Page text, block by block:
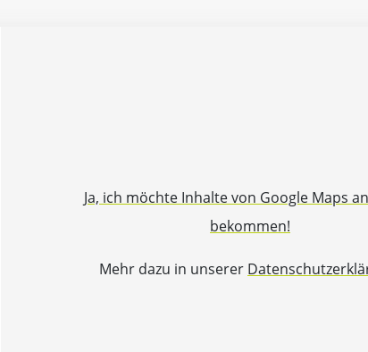
Ja, ich möchte Inhalte von Google Maps
bekommen!
Mehr dazu in unserer